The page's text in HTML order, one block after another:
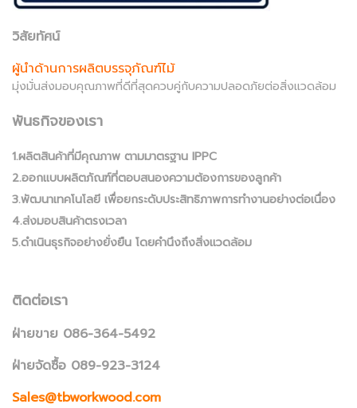
วิสัยทัศน์
ผู้นำด้านการผลิตบรรจุภัณฑ์ไม้
มุ่งมั่นส่งมอบคุณภาพที่ดีที่สุดควบคู่กับความปลอดภัยต่อสิ่งแวดล้อม
พันธกิจของเรา
1.ผลิตสินค้าที่มีคุณภาพ ตามมาตรฐาน IPPC
2.ออกแบบผลิตภัณฑ์ที่ตอบสนองความต้องการของลูกค้า
3.พัฒนาเทคโนโลยี เพื่อยกระดับประสิทธิภาพการทำงานอย่างต่อเนื่อง
4.ส่งมอบสินค้าตรงเวลา
5.ดำเนินธุรกิจอย่างยั่งยืน โดยคำนึงถึงสิ่งแวดล้อม
ติดต่อเรา
ฝ่ายขาย 086-364-5492
ฝ่ายจัดซื้อ 089-923-3124
Sales@tbworkwood.com